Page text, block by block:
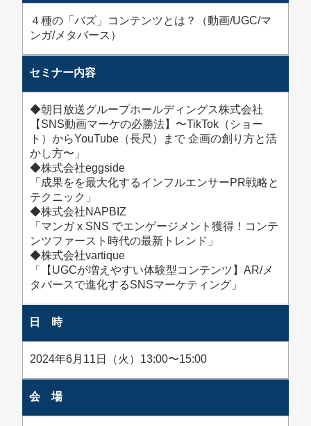
４種の「バズ」コンテンツとは？（動画/UGC/マ
ンガ/メタバース）
セミナー内容
◆朝日放送グループホールディングス株式会社
【SNS動画マーケの必勝法】〜TikTok（ショー
ト）からYouTube（長尺）まで 企画の創り方と活
かし方〜」
◆株式会社eggside
「成果をを最大化するインフルエンサーPR戦略と
テクニック」
◆株式会社NAPBIZ
「マンガ x SNS でエンゲージメント獲得！コンテ
ンツファースト時代の最新トレンド」
◆株式会社vartique
「【UGCが増えやすい体験型コンテンツ】AR/メ
タバースで進化するSNSマーケティング」
日 時
2024年6月11日（火）13:00〜15:00
会 場